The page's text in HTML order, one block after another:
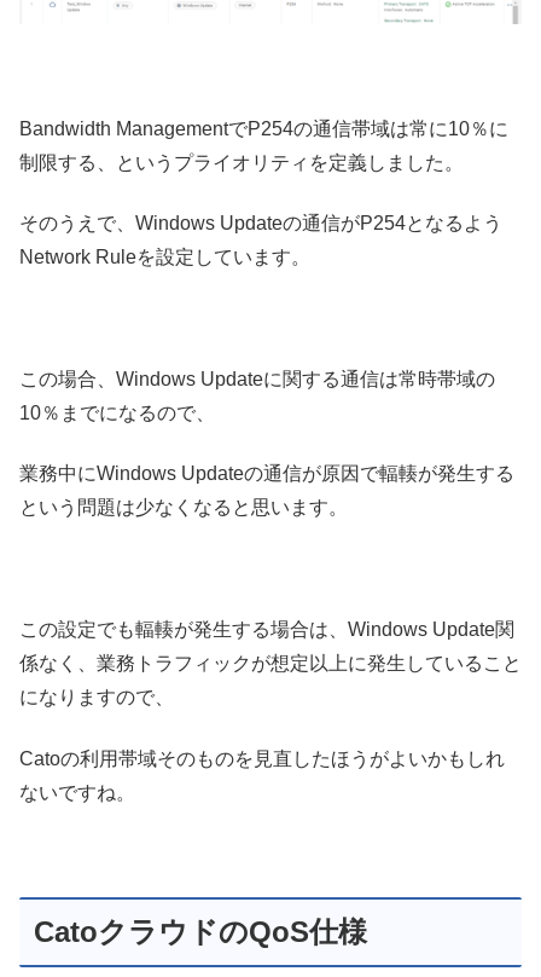
Bandwidth ManagementでP254の通信帯域は常に10％に
制限する、というプライオリティを定義しました。
そのうえで、Windows Updateの通信がP254となるよう
Network Ruleを設定しています。
この場合、Windows Updateに関する通信は常時帯域の
10％までになるので、
業務中にWindows Updateの通信が原因で輻輳が発生する
という問題は少なくなると思います。
この設定でも輻輳が発生する場合は、Windows Update関
係なく、業務トラフィックが想定以上に発生していること
になりますので、
Catoの利用帯域そのものを見直したほうがよいかもしれ
ないですね。
CatoクラウドのQoS仕様